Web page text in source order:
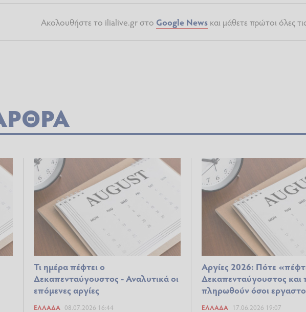
Ακολουθήστε το ilialive.gr στο Google Newsκαι μάθετε πρώτοι όλες
Τι ημέρα πέφτει ο
Δεκαπενταύγουστος - Αναλυτικά οι
επόμενες αργίες
ΕΛΛΆΔΑ 08.07.2026 16:44
Αργίες 2026: Πότε
Δεκαπενταύγουστος και
πληρωθούν όσοι
ΕΛΛΆΔΑ 17.06.2026 19:07